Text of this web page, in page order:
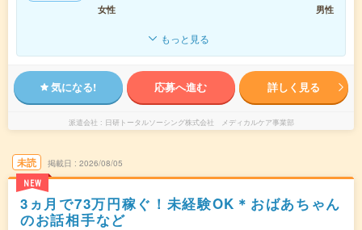
女性
男性
もっと見る
気になる! 応募へ進む 詳しく見る
派遣会社 日研トータルソーシング株式会社 メディカルケア事業部
未読
NEW
掲載日 2026/08/05
3ヵ月で73万円稼ぐ！未経験OK＊おばあちゃん
のお話相手など